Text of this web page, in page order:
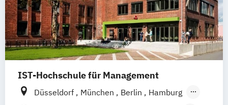
IST-Hochschule für Management
Düsseldorf München Berlin
Hamburg